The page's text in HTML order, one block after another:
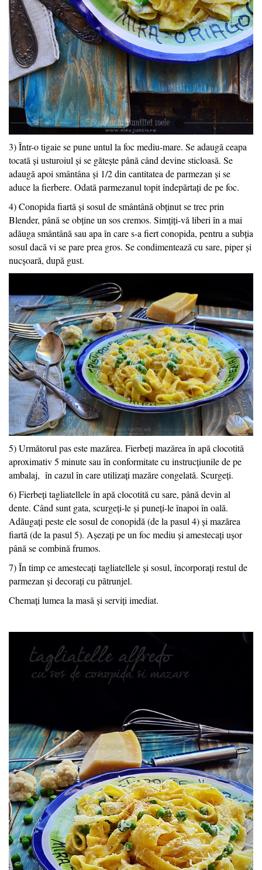
3) Într-o tigaie se pune untul la foc mediu-mare. Se adaugă ceapa
tocată și usturoiul și se gătește până când devine sticloasă. Se
adaugă apoi smântâna și 1/2 din cantitatea de parmezan și se
aduce la fierbere. Odată parmezanul topit îndepărtați de pe foc.
4) Conopida fiartă și sosul de smântână obținut se trec prin
Blender, până se obține un sos cremos. Simțiți-vă liberi în a mai
adăuga smântână sau apa în care s-a fiert conopida, pentru a subția
sosul dacă vi se pare prea gros. Se condimentează cu sare, piper și
nucșoară, după gust.
5) Următorul pas este mazărea. Fierbeți mazărea în apă clocotită
aproximativ 5 minute sau în conformitate cu instrucțiunile de pe
ambalaj, în cazul în care utilizați mazăre congelată. Scurgeți.
6) Fierbeți tagliatellele în apă clocotită cu sare, până devin al
dente. Când sunt gata, scurgeți-le și puneți-le înapoi în oală.
Adăugați peste ele sosul de conopidă (de la pasul 4) și mazărea
fiartă (de la pasul 5). Așezați pe un foc mediu și amestecați ușor
până se combină frumos.
7) În timp ce amestecați tagliatellele și sosul, încorporați restul de
parmezan și decorați cu pătrunjel.
Chemați lumea la masă și serviți imediat.